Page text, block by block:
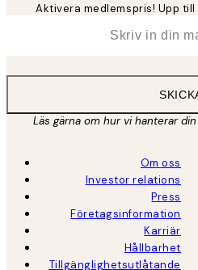
Aktivera medlemspris! Upp
Läs gärna om hur vi hanterar
Om oss
Investor relations
Press
Företagsinformation
Karriär
Hållbarhet
Tillgänglighetsutlåtande